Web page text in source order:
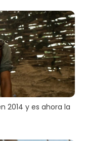
2014 y es ahora la